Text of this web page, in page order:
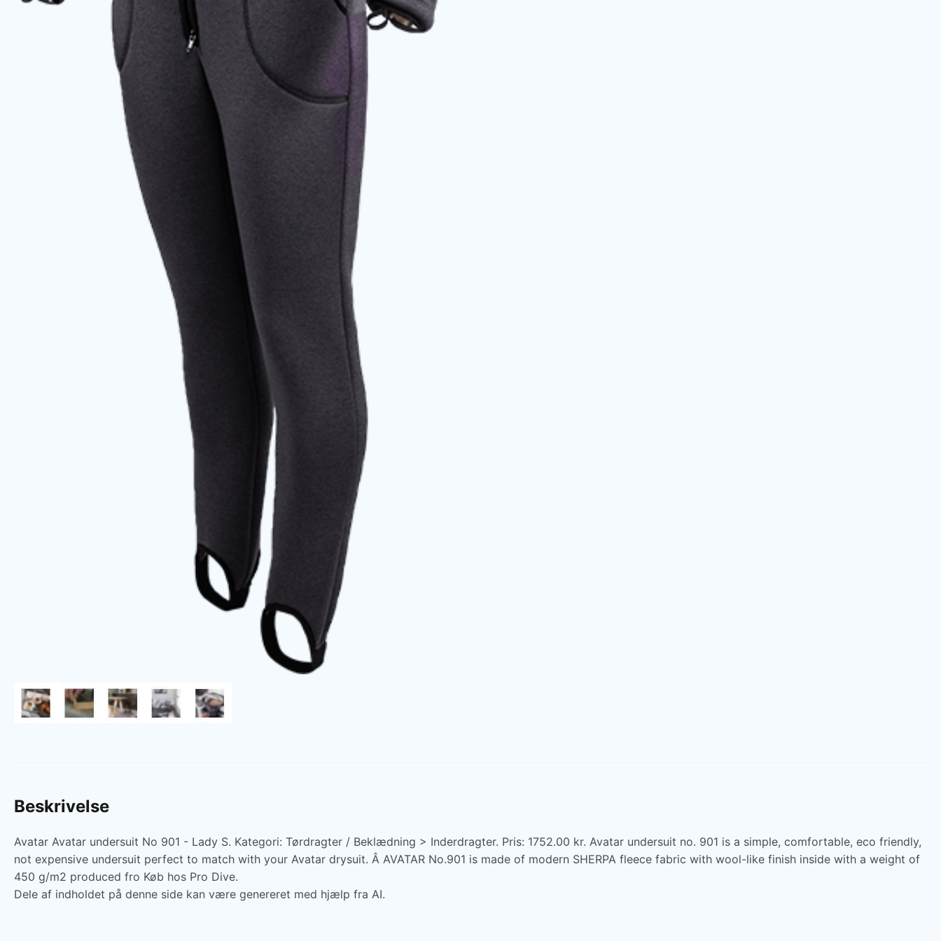
Beskrivelse
Avatar Avatar undersuit No 901 - Lady S. Kategori: Tørdragter / Beklædning > Inderdragter. Pris: 1752.00 kr. Avatar undersuit no. 901 is a simple, comfortable, eco friendly,
not expensive undersuit perfect to match with your Avatar drysuit. Â AVATAR No.901 is made of modern SHERPA fleece fabric with wool-like finish inside with a weight of
450 g/m2 produced fro Køb hos Pro Dive.
Dele af indholdet på denne side kan være genereret med hjælp fra AI.